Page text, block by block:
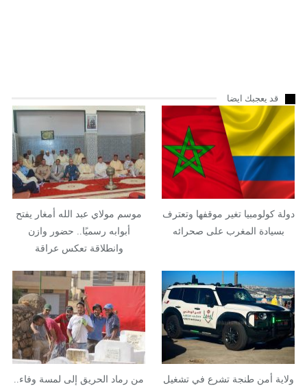
قد يعجبك ايضا
دولة كولومبيا تغير موقفها وتعترف
بسيادة المغرب على صحرائه
موسم مولاي عبد الله أمغار يفتح
أبوابه رسميًا.. حضور وازن
وانطلاقة تعكس عراقة
ولاية أمن طنجة تشرع في تشغيل
من رماد الحريق إلى لمسة وفاء..